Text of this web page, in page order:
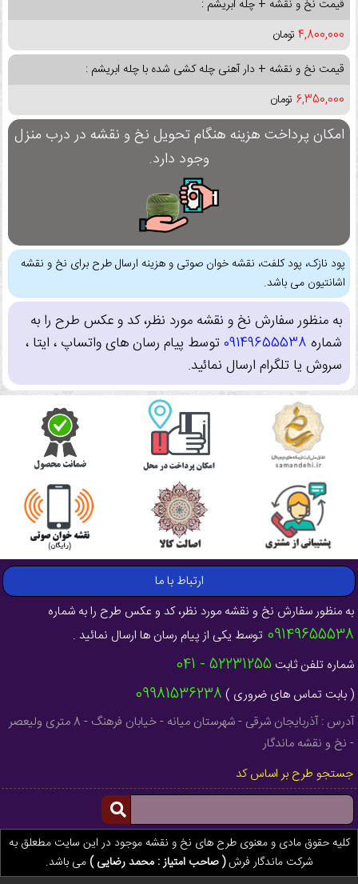
قیمت نخ و نقشه + چله ابریشم :
4,800,000 تومان
قیمت نخ و نقشه + دار آهنی چله کشی شده با چله ابریشم :
6,350,000 تومان
امکان پرداخت هزینه هنگام تحویل نخ و نقشه در درب منزل
وجود دارد.
پود نازک، پود کلفت، نقشه خوان صوتی و هزینه ارسال طرح برای نخ و نقشه
اشانتیون می باشد.
به منظور سفارش نخ و نقشه مورد نظر، کد و عکس طرح را به
شماره 09149655538توسط پیام رسان های واتساپ ، ایتا ،
سروش یا تلگرام ارسال نمائید.
ارتباط با ما
به منظور سفارش نخ و نقشه مورد نظر، کد و عکس طرح را به شماره
09149655538 توسط یکی از پیام رسان ها ارسال نمائید .
شماره تلفن ثابت 52231255 - 041
( بابت تماس های ضروری ) 09981536238
آدرس : آذربایجان شرقی - شهرستان میانه - خیابان فرهنگ - 8 متری ولیعصر
- نخ و نقشه ماندگار
جستجو طرح بر اساس کد
کلیه حقوق مادی و معنوی طرح های نخ و نقشه موجود در این سایت مطعلق به
شرکت ماندگار فرش( صاحب امتیاز : محمد رضایی )می باشد.